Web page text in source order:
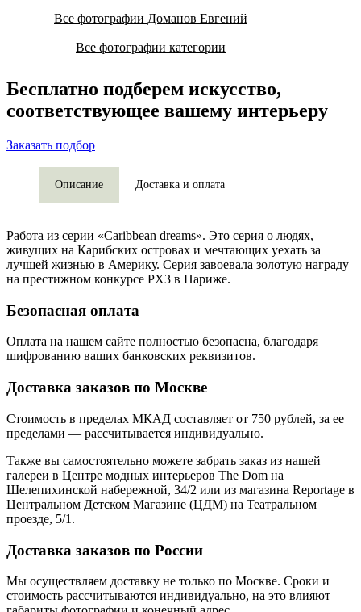
Все фотографии Доманов Евгений
Все фотографии категории
Бесплатно подберем искусство,
соответствующее вашему интерьеру
Заказать подбор
Описание Доставка и оплата
Работа из серии «Caribbean dreams». Это серия о людях,
живущих на Карибских островах и мечтающих уехать за
лучшей жизнью в Америку. Серия завоевала золотую награду
на престижном конкурсе PX3 в Париже.
Безопасная оплата
Оплата на нашем сайте полностью безопасна, благодаря
шифрованию ваших банковских реквизитов.
Доставка заказов по Москве
Стоимость в пределах МКАД составляет от 750 рублей, за ее
пределами — рассчитывается индивидуально.
Также вы самостоятельно можете забрать заказ из нашей
галереи в Центре модных интерьеров The Dom на
Шелепихинской набережной, 34/2 или из магазина Reportage в
Центральном Детском Магазине (ЦДМ) на Театральном
проезде, 5/1.
Доставка заказов по России
Мы осуществляем доставку не только по Москве. Сроки и
стоимость рассчитываются индивидуально, на это влияют